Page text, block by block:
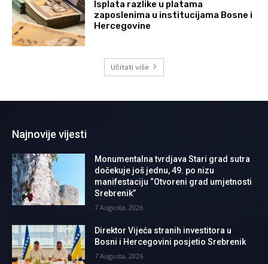
Isplata razlike u platama
zaposlenima u institucijama Bosne i
Hercegovine
Učitati više
Najnovije vijesti
Monumentalna tvrdjava Stari grad sutra
dočekuje još jednu, 49. po nizu
manifestaciju “Otvoreni grad umjetnosti
Srebrenik”
7 Augusta, 2026
Direktor Vijeća stranih investitora u
Bosni i Hercegovini posjetio Srebrenik
7 Augusta, 2026